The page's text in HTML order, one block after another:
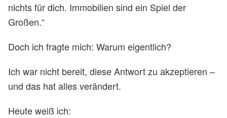
nichts für dich. Immobilien sind ein Spiel der
Großen.“
Doch ich fragte mich: Warum eigentlich?
Ich war nicht bereit, diese Antwort zu akzeptieren –
und das hat alles verändert.
Heute weiß ich: